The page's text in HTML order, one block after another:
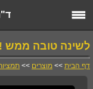
לשינה טובה ממש !
דף הבית >> מוצרים >> תמציות